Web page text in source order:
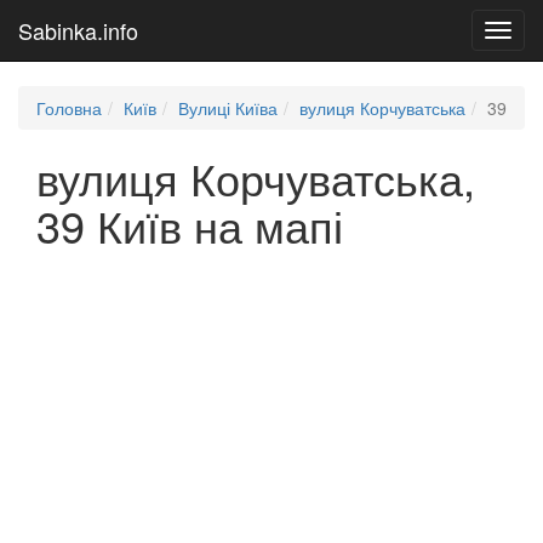
Sabinka.info
Головна Київ Вулиці Київа вулиця Корчуватська 39
вулиця Корчуватська,
39 Київ на мапі